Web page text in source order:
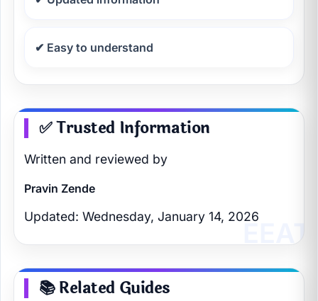
✔ Easy to understand
✅ Trusted Information
Written and reviewed by
Pravin Zende
Updated: Wednesday, January 14, 2026
📚 Related Guides